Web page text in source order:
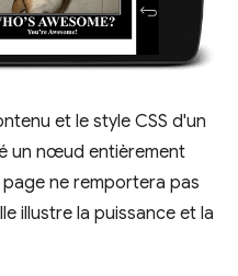
et le style CSS d'un
un nœud entièrement
ne remportera pas
illustre la puissance et la